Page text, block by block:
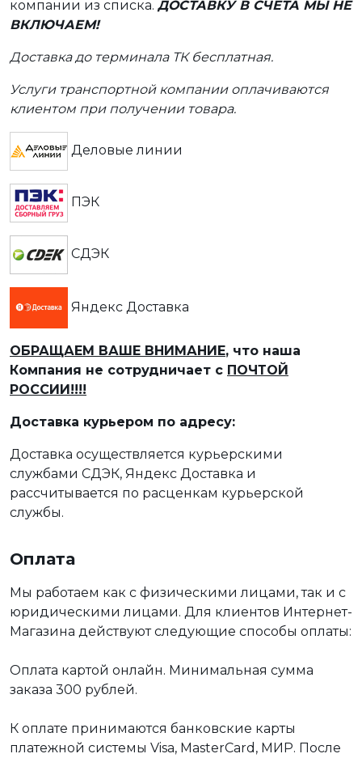
компании из списка. ДОСТАВКУ В СЧЕТА МЫ НЕ
ВКЛЮЧАЕМ!
Доставка до терминала ТК бесплатная.
Услуги транспортной компании оплачиваются
клиентом при получении товара.
Деловые линии
ПЭК
СДЭК
Яндекс Доставка
ОБРАЩАЕМ ВАШЕ ВНИМАНИЕ, что наша
Компания не сотрудничает с ПОЧТОЙ
РОССИИ!!!!
Доставка курьером по адресу:
Доставка осуществляется курьерскими
службами СДЭК, Яндекс Доставка и
рассчитывается по расценкам курьерской
службы.
Оплата
Мы работаем как с физическими лицами, так и с
юридическими лицами. Для клиентов Интернет-
Магазина действуют следующие способы оплаты:
Оплата картой онлайн. Минимальная сумма
заказа 300 рублей.
К оплате принимаются банковские карты
платежной системы Visa, MasterCard, МИР. После